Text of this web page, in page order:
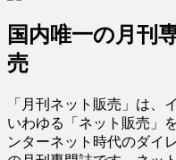
国内唯一の月刊
売
「月刊ネット販売」は、
いわゆる「ネット販売」
ンターネット時代のダイ